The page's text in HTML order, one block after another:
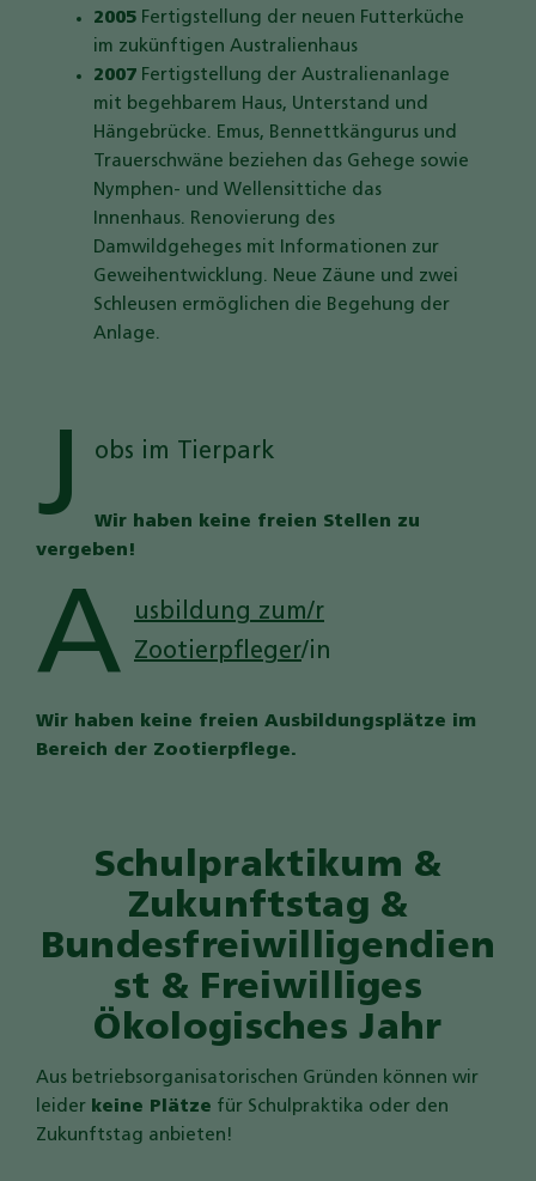
2005 Fertigstellung der neuen Futterküche
im zukünftigen Australienhaus
2007 Fertigstellung der Australienanlage
mit begehbarem Haus, Unterstand und
Hängebrücke. Emus, Bennettkängurus und
Trauerschwäne beziehen das Gehege sowie
Nymphen- und Wellensittiche das
Innenhaus. Renovierung des
Damwildgeheges mit Informationen zur
Geweihentwicklung. Neue Zäune und zwei
Schleusen ermöglichen die Begehung der
Anlage.
J obs im Tierpark
Wir haben keine freien Stellen zu
vergeben!
A
usbildung zum/r
Zootierpfleger/in
Wir haben keine freien Ausbildungsplätze im
Bereich der Zootierpflege.
Schulpraktikum &
Zukunftstag &
Bundesfreiwilligendien
st & Freiwilliges
Ökologisches Jahr
Aus betriebsorganisatorischen Gründen können wir
leider keine Plätze für Schulpraktika oder den
Zukunftstag anbieten!